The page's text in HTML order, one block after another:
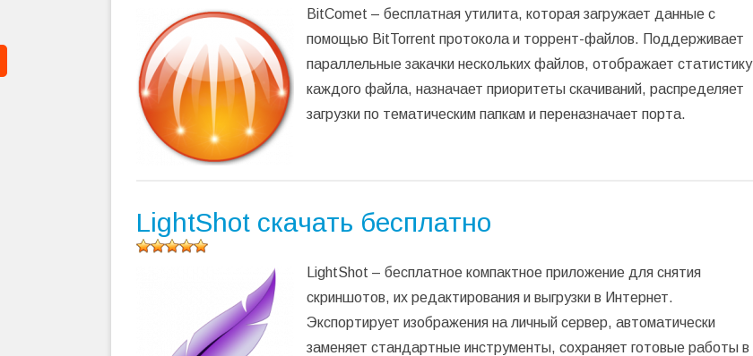
программу
(32
оценок,
среднее:
4,94 из 5)
BitComet – бесплатная утилита, которая загружает данные с
помощью BitTorrent протокола и торрент-файлов. Поддерживает
параллельные закачки нескольких файлов, отображает статистику
каждого файла, назначает приоритеты скачиваний, распределяет
загрузки по тематическим папкам и переназначает порта.
LightShot скачать бесплатно
среднее:
из 5)
LightShot – бесплатное компактное приложение для снятия
скриншотов, их редактирования и выгрузки в Интернет.
Экспортирует изображения на личный сервер, автоматически
заменяет стандартные инструменты, сохраняет готовые работы в